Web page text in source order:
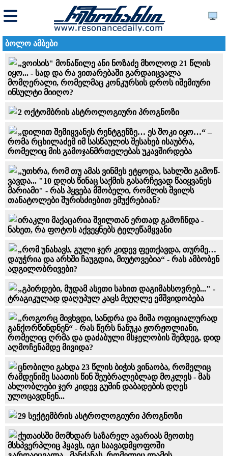
ბოლო ამბები
„ვოისის" მონაწილე ანი ნო­ზა­ძე მხოლოდ 21 წლის
იყო... - სად და რა ვითარებაში გარდაიცვალა
მომღერალი, რომელმაც კონკურსის დროს იშე­მი­უ­რი
ინ­სულ­ტი მიიღო?
2 ოქტომბრის ასტროლოგიური პროგნოზი
„დილით შემიყვანეს რენტგენზე… ეს შოკი იყო…“ –
რომა რცხილაძემ იმ სასწაულის შესახებ ისაუბრა,
რომელიც მის გამოჯანმრთელებას უკავშირდება
„უთხრა, რომ თუ ამას ვინ­მეს ეტყო­და, სახ­ლში გა­მოწ­
ვავ­და... "10 დღის წინაც საქმის გასარჩევად წაიყვანეს
მარიამი" - რას ჰყვება მშობელი, რომლის შვილს
თანატოლები შურისძიებით ემუქრებიან?
ირაკლი მაქაცარია შვილთან ერთად გამოჩნდა -
ნახეთ, რა ფოტოს აქვეყნებს ტელეწამყვანი
„რომ უნახავს, გული ჯერ კიდევ ფეთქავდა, თურმე…
დაუჭრია და არხში ჩაუგდია, მიუტოვებია“ - რას ამბობენ
ადგილობრივები?
„გპირდები, მუდამ ასეთი სახით დაგიმახსოვრებ..." -
ტრაგიკულად დაღუპულ კაცს მეუღლე ემშვიდობება
„რო­გორც მივ­ხვდი, სანდრა და მიშა ოფი­ცი­ა­ლუ­რად
გან­ქორ­წინ­დნენ“ - რას წერს ნანუკა ჟორჟოლიანი,
რომელიც ღრმა და დაძაბული მსჯელობის შემდეგ, დიდ
აღმოჩენამდე მივიდა?
ცნობილი გახდა 23 წლის ბიჭის ვინაობა, რომელიც
რამდენიმე საათის წინ შეუბრალებლად მოკლეს - მას
ახლობლები ჯერ კიდევ გუშინ დაბადების დღეს
ულოცავდნენ...
29 სექტემბრის ასტროლოგიური პროგნოზი
ქუთაისში მომხდარ საზარელ ავარიას მეოთხე
მსხპვერპლიც ჰყავს, იგი საავადმყოფოში